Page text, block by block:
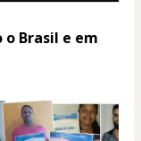
o Brasil e em